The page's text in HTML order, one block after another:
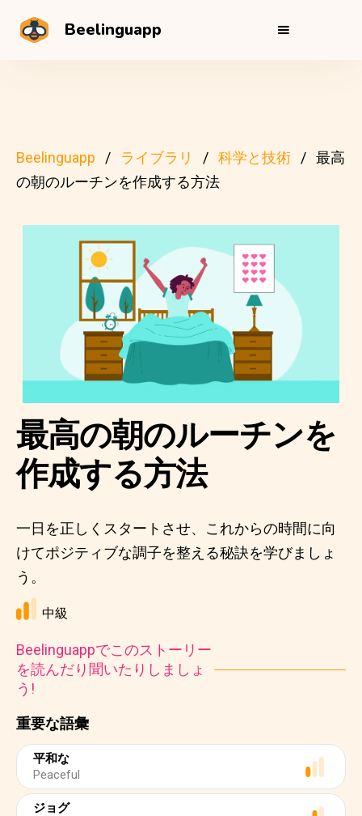
Beelinguapp
Beelinguapp ライブラリ 科学と技術
最高
の朝のルーチンを作成する方法
重要な語彙
平和な
Peaceful
ジョグ
最高の朝のルーチンを
作成する方法
一日を正しくスタートさせ、これからの時間に向
けてポジティブな調子を整える秘訣を学びましょ
う。
中級
Beelinguappでこのストーリー
を読んだり聞いたりしましょ
う!